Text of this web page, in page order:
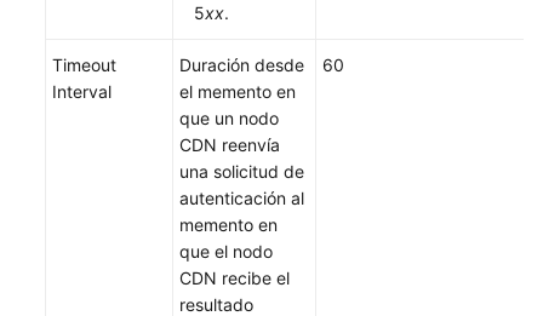
5xx.
Timeout
Interval
Duración desde
el memento en
que un nodo
CDN reenvía
una solicitud de
autenticación al
memento en
que el nodo
CDN recibe el
resultado
60